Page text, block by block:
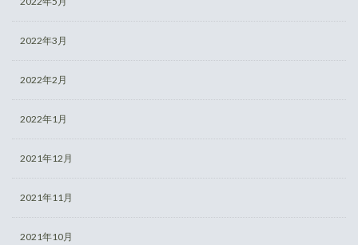
2022年3月
2022年2月
2022年1月
2021年12月
2021年11月
2021年10月